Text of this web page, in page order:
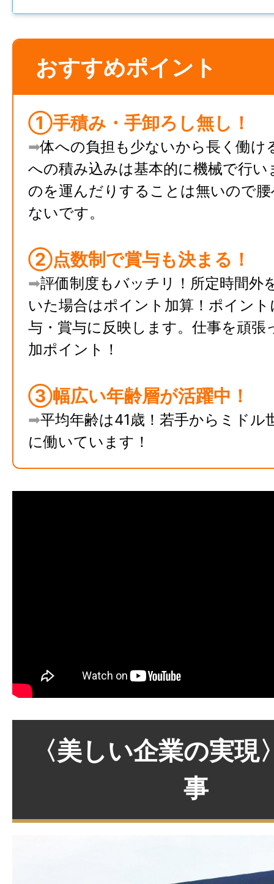
おすすめポイント
①手積み・手卸ろし無し！
➡︎体への負担も少ないから長く働
への積み込みは基本的に機械で行い
のを運んだりすることは無いので
ないです。
②点数制で賞与も決まる！
➡︎評価制度もバッチリ！所定時間外
いた場合はポイント加算！ポイン
与・賞与に反映します。仕事を頑張
加ポイント！
③幅広い年齢層が活躍中！
➡︎平均年齢は41歳！若手からミドル
に働いています！
〈美しい企業の実現
事